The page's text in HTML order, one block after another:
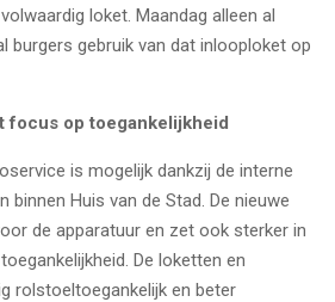
loket. Maandag alleen al
burgers gebruik van dat inlooploket op
focus op toegankelijkheid
is mogelijk dankzij de interne
binnen Huis van de Stad. De nieuwe
de apparatuur en zet ook sterker in
De loketten en
rolstoeltoegankelijk en beter